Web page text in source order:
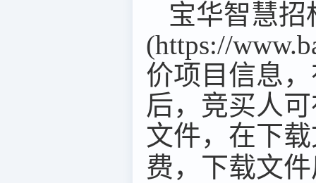
宝华智慧招
(https://
价项目信息
后， 竞买人
文件， 在下
费，下载文